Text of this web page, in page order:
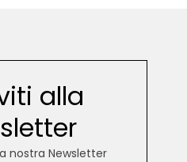
alla
nostra Newsletter